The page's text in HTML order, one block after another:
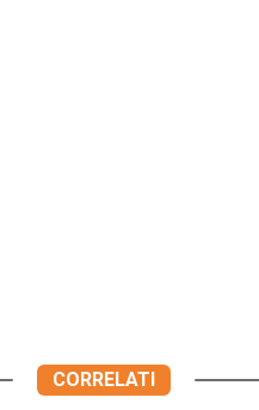
CORRELATI